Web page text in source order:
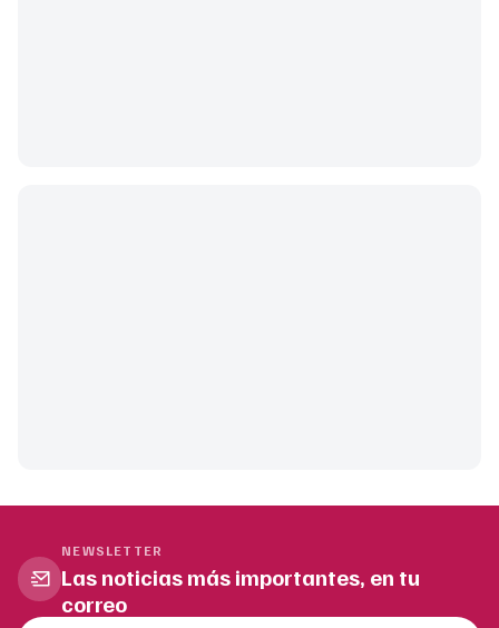
NEWSLETTER
Las noticias más importantes, en tu
correo